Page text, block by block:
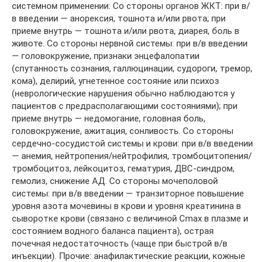
системном применении: Со стороны органов ЖКТ: при в/
в введении — анорексия, тошнота и/или рвота; при
приеме внутрь — тошнота и/или рвота, диарея, боль в
животе. Со стороны нервной системы: при в/в введении
— головокружение, признаки энцефалопатии
(спутанность сознания, галлюцинации, судороги, тремор,
кома), делирий, угнетенное состояние или психоз
(неврологические нарушения обычно наблюдаются у
пациентов с предрасполагающими состояниями); при
приеме внутрь — недомогание, головная боль,
головокружение, ажитация, сонливость. Со стороны
сердечно-сосудистой системы и крови: при в/в введении
— анемия, нейтропения/нейтрофилия, тромбоцитопения/
тромбоцитоз, лейкоцитоз, гематурия, ДВС-синдром,
гемолиз, снижение АД. Со стороны мочеполовой
системы: при в/в введении — транзиторное повышение
уровня азота мочевины в крови и уровня креатинина в
сыворотке крови (связано с величиной Cmax в плазме и
состоянием водного баланса пациента), острая
почечная недостаточность (чаще при быстрой в/в
инъекции). Прочие: анафилактические реакции, кожные